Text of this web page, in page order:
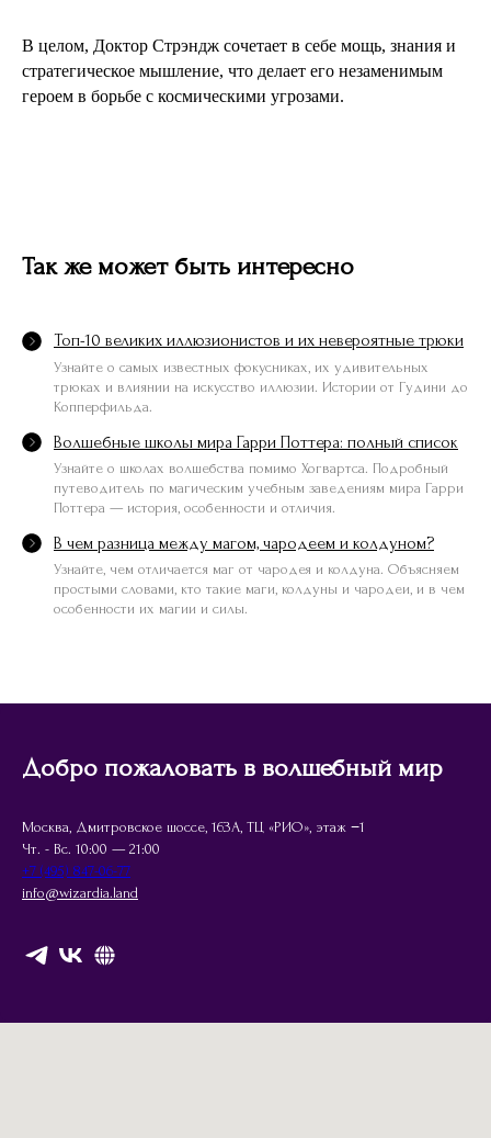
В целом, Доктор Стрэндж сочетает в себе мощь, знания и
стратегическое мышление, что делает его незаменимым
героем в борьбе с космическими угрозами.
Так же может быть интересно
Топ-10 великих иллюзионистов и их невероятные трюки
Узнайте о самых известных фокусниках, их удивительных
трюках и влиянии на искусство иллюзии. Истории от Гудини до
Копперфильда.
Волшебные школы мира Гарри Поттера: полный список
Узнайте о школах волшебства помимо Хогвартса. Подробный
путеводитель по магическим учебным заведениям мира Гарри
Поттера — история, особенности и отличия.
В чем разница между магом, чародеем и колдуном?
Узнайте, чем отличается маг от чародея и колдуна. Объясняем
простыми словами, кто такие маги, колдуны и чародеи, и в чем
особенности их магии и силы.
Добро пожаловать в волшебный мир
Москва, Дмитровское шоссе, 163А, ТЦ «РИО», этаж −1
Чт. - Вс. 10:00 — 21:00
+7 (495) 847-06-77
info@wizardia.land